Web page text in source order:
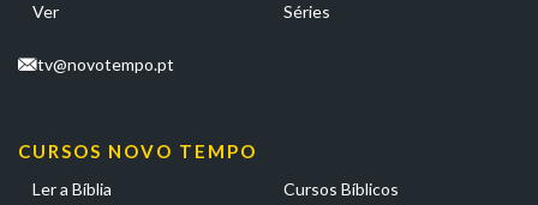
Ver Séries
tv@novotempo.pt
CURSOS NOVO TEMPO
Ler a Bíblia Cursos Bíblicos